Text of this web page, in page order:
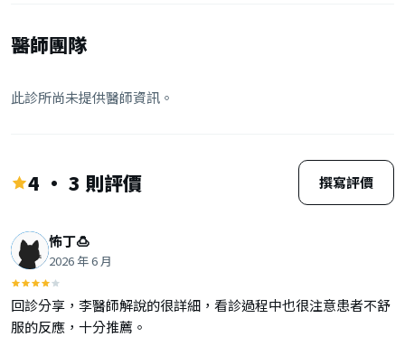
醫師團隊
此診所尚未提供醫師資訊。
4 · 3 則評價 撰寫評價
怖丁🍮
2026 年 6 月
回診分享，李醫師解說的很詳細，看診過程中也很注意患者不舒
服的反應，十分推薦。